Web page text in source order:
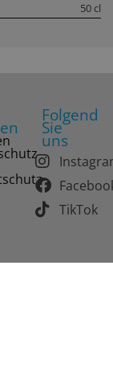
50 cl
Folgend
Sie
uns
TikTok